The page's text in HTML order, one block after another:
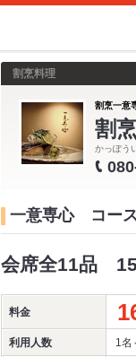
割烹料理
割烹一意
割
かっぽう
一意専心 コー
会席全11品
料金
利用人数 1名